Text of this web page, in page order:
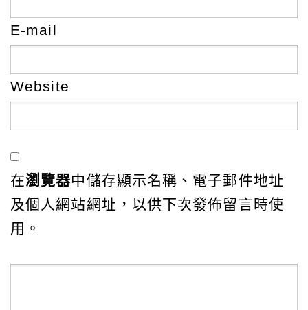
E-mail
Website
在瀏覽器中儲存顯示名稱、電子郵件地址
及個人網站網址，以供下次發佈留言時使
用。